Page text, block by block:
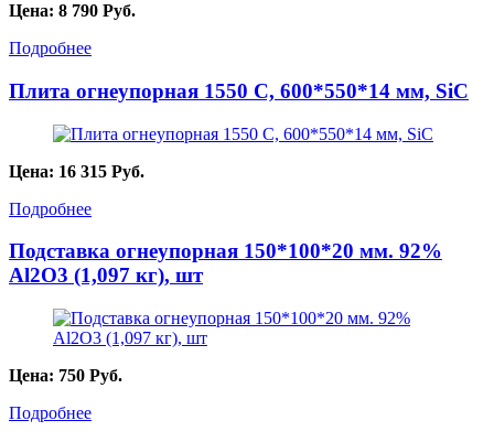
Цена: 8 790 Руб.
Подробнее
Плита огнеупорная 1550 С, 600*550*14 мм, SiC
Цена: 16 315 Руб.
Подробнее
Подставка огнеупорная 150*100*20 мм. 92%
Al2O3 (1,097 кг), шт
Цена: 750 Руб.
Подробнее